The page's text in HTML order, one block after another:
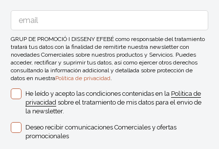
GRUP DE PROMOCIÓ I DISSENY EFEBÉ como responsable del tratamiento
tratará tus datos con la finalidad de remitirte nuestra newsletter con
novedades Comerciales sobre nuestros productos y Servicios. Puedes
acceder, rectificar y suprimir tus datos, así como ejercer otros derechos
consultando la información addicional y detallada sobre protección de
datos en nuestraPolítica de privacidad.
He leído y acepto las condiciones contenidas en la Política de
privacidad sobre el tratamiento de mis datos para el envio de
la newsletter.
Deseo recibir comunicaciones Comerciales y ofertas
promocionales